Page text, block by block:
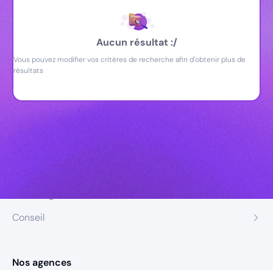
Aucun résultat :/
Vous pouvez modifier vos critères de recherche afin d'obtenir plus de
résultats
Conseil
Nos agences